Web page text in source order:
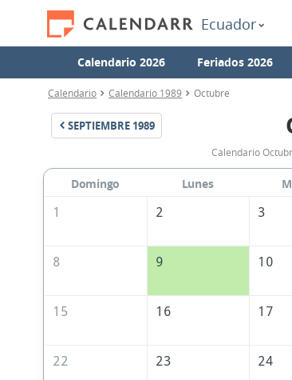
Ecuador
Calendario 2026 Feriados 2026
Calendario Calendario 1989 Octubre
SEPTIEMBRE 1989
Calendario
Domingo Lunes
1
2 3
8 9 10
15 16 17
22 23 24